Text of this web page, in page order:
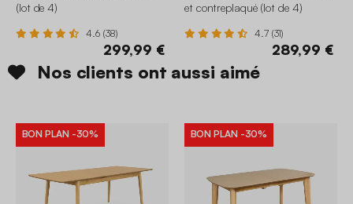
(lot de 4)
4.6 (38)
299,99 €
et contreplaqué (lot de 4)
4.7 (31)
289,99 €
Nos clients ont aussi aimé
BON PLAN -30% BON PLAN -30%